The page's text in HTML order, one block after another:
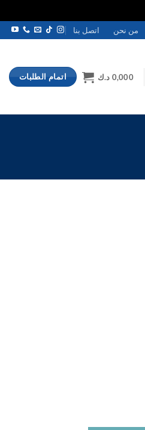
من نحن اتصل بنا
0,000 د.ك اتمام الطلبات